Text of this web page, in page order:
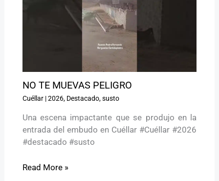
NO TE MUEVAS PELIGRO ️
Cuéllar|2026, Destacado,susto
Una escena impactante que se produjo en la
entrada del embudo en Cuéllar #Cuéllar #2026
#destacado #susto
Read More »